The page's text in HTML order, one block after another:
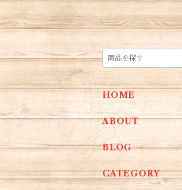
HOME
ABOUT
BLOG
CATEGORY